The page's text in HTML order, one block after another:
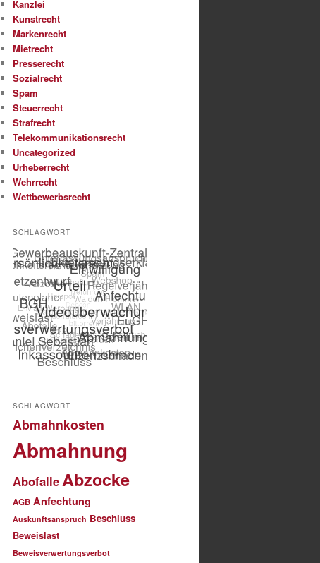
Kanzlei
Kunstrecht
Markenrecht
Mietrecht
Presserecht
Sozialrecht
Spam
Steuerrecht
Strafrecht
Telekommunikationsrecht
Uncategorized
Urheberrecht
Wehrrecht
Wettbewerbsrecht
SCHLAGWORT
SCHLAGWORT
Abmahnkosten
Abmahnung
AbofalleAbzocke
AGB Anfechtung
Auskunftsanspruch Beschluss
Beweislast
Beweisverwertungsverbot